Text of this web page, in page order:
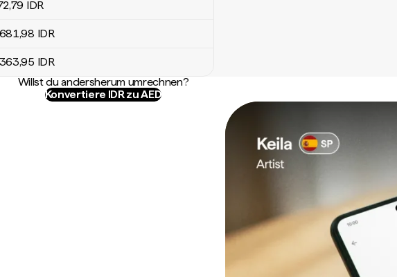
,79 IDR
,98 IDR
,95 IDR
Willst du andersherum umrechnen?
Konvertiere IDR zu AED